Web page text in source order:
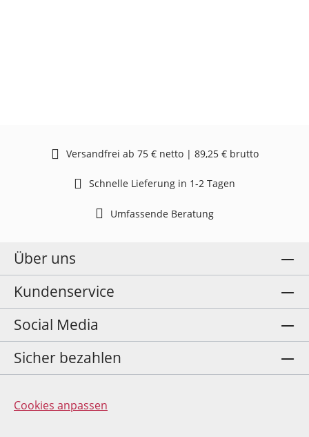
Versandfrei ab 75 € netto | 89,25 € brutto
Schnelle Lieferung in 1-2 Tagen
Umfassende Beratung
Über uns
Kundenservice
Social Media
Sicher bezahlen
Cookies anpassen